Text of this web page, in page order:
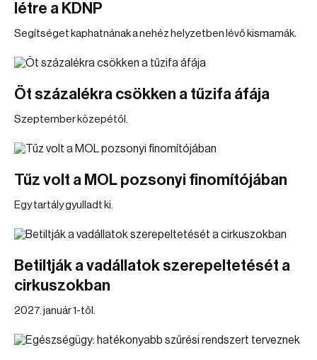
létre a KDNP
Segítséget kaphatnának a nehéz helyzetben lévő kismamák.
Öt százalékra csökken a tűzifa áfája
Szeptember közepétől.
Tűz volt a MOL pozsonyi finomítójában
Egy tartály gyulladt ki.
Betiltják a vadállatok szerepeltetését a
cirkuszokban
2027. január 1-től.